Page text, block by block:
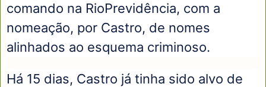
comando na RioPrevidência, com a
nomeação, por Castro, de nomes
alinhados ao esquema criminoso.
Há 15 dias, Castro já tinha sido alvo de